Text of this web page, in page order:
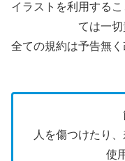
イラストを利用する
ては一切
全ての規約は予告無
人を傷つけたり
使